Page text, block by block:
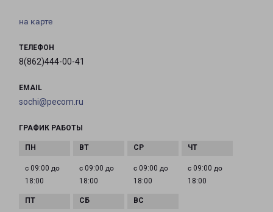
на карте
ТЕЛЕФОН
8(862)444-00-41
EMAIL
sochi@pecom.ru
ГРАФИК РАБОТЫ
с 09:00 до
18:00
с 09:00 до
18:00
с 09:00 до
18:00
с 09:00 до
18:00